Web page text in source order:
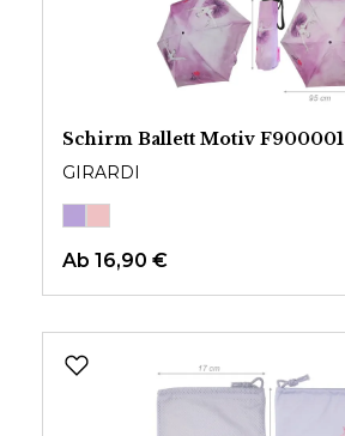
Schirm Ballett Motiv F900001
GIRARDI
Ab 16,90 €